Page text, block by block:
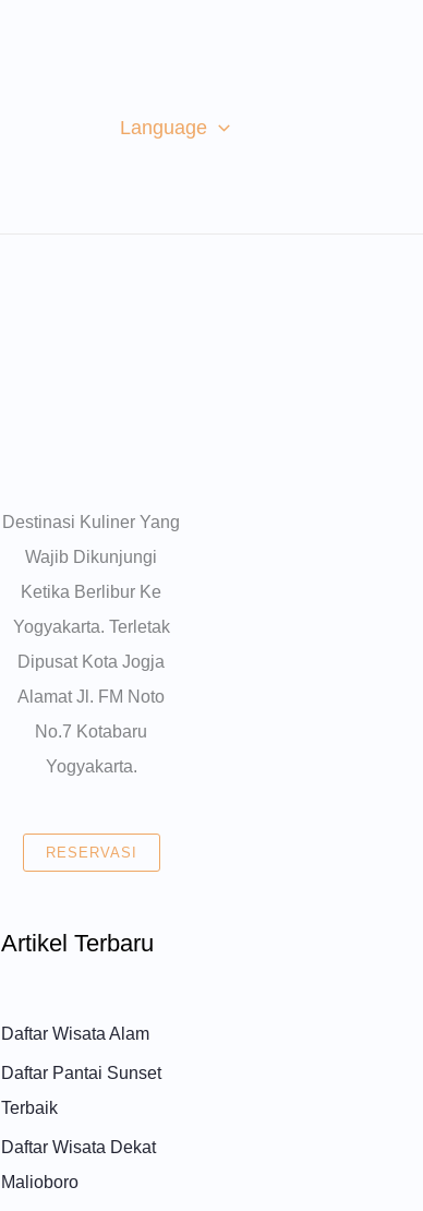
Language
Destinasi Kuliner Yang
Wajib Dikunjungi
Ketika Berlibur Ke
Yogyakarta. Terletak
Dipusat Kota Jogja
Alamat Jl. FM Noto
No.7 Kotabaru
Yogyakarta.
RESERVASI
Artikel Terbaru
Daftar Wisata Alam
Daftar Pantai Sunset
Terbaik
Daftar Wisata Dekat
Malioboro